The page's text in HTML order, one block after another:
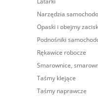
Narzędzia
Opaski i obejmy
Podnośniki
Rękawice robocze
Smarownice,
Taśmy klejące
Taśmy naprawcze